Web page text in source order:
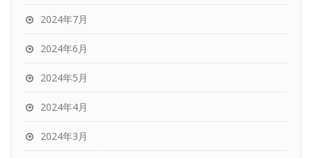
2024年7月
2024年6月
2024年5月
2024年4月
2024年3月